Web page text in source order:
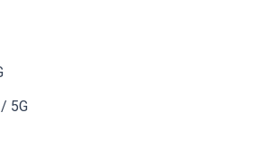
5G